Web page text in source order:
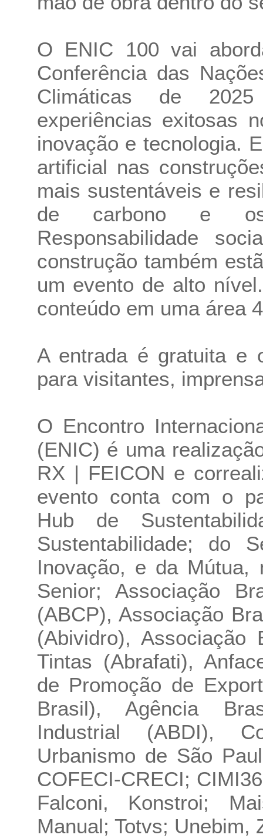
O ENIC 100 vai
Conferência das
Climáticas de
experiências exitosas
inovação e tecnologia.
artificial nas
mais sustentáveis e
de carbono e os
Responsabilidade
construção também
um evento de alto
conteúdo em uma área
A entrada é gratuita e
para visitantes,
O Encontro
(ENIC) é uma
RX | FEICON e
evento conta com o
Hub de
Sustentabilidade; do
Inovação, e da Mútua,
Senior; Associação
(ABCP), Associação
(Abividro), Associação
Tintas (Abrafati),
de Promoção de
Brasil), Agência
Industrial (ABDI),
Urbanismo de São
COFECI-CRECI;
Falconi, Konstroi;
Manual; Totvs; Unebim,